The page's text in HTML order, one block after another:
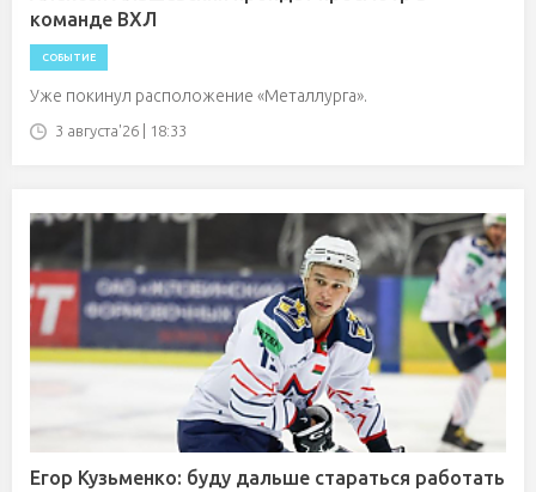
команде ВХЛ
СОБЫТИЕ
Уже покинул расположение «Металлурга».
3 августа'26 | 18:33
Егор Кузьменко: буду дальше стараться работать